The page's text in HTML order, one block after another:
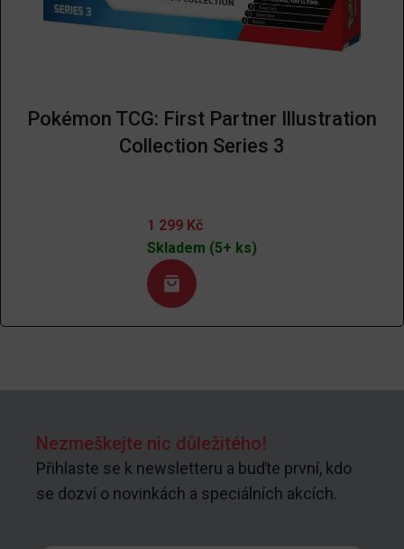
Pokémon TCG: First Partner Illustration
Collection Series 3
1 299 Kč
Skladem (5+ ks)
Nezmeškejte nic důležitého!
Přihlaste se k newsletteru a buďte první, kdo
se dozví o novinkách a speciálních akcích.